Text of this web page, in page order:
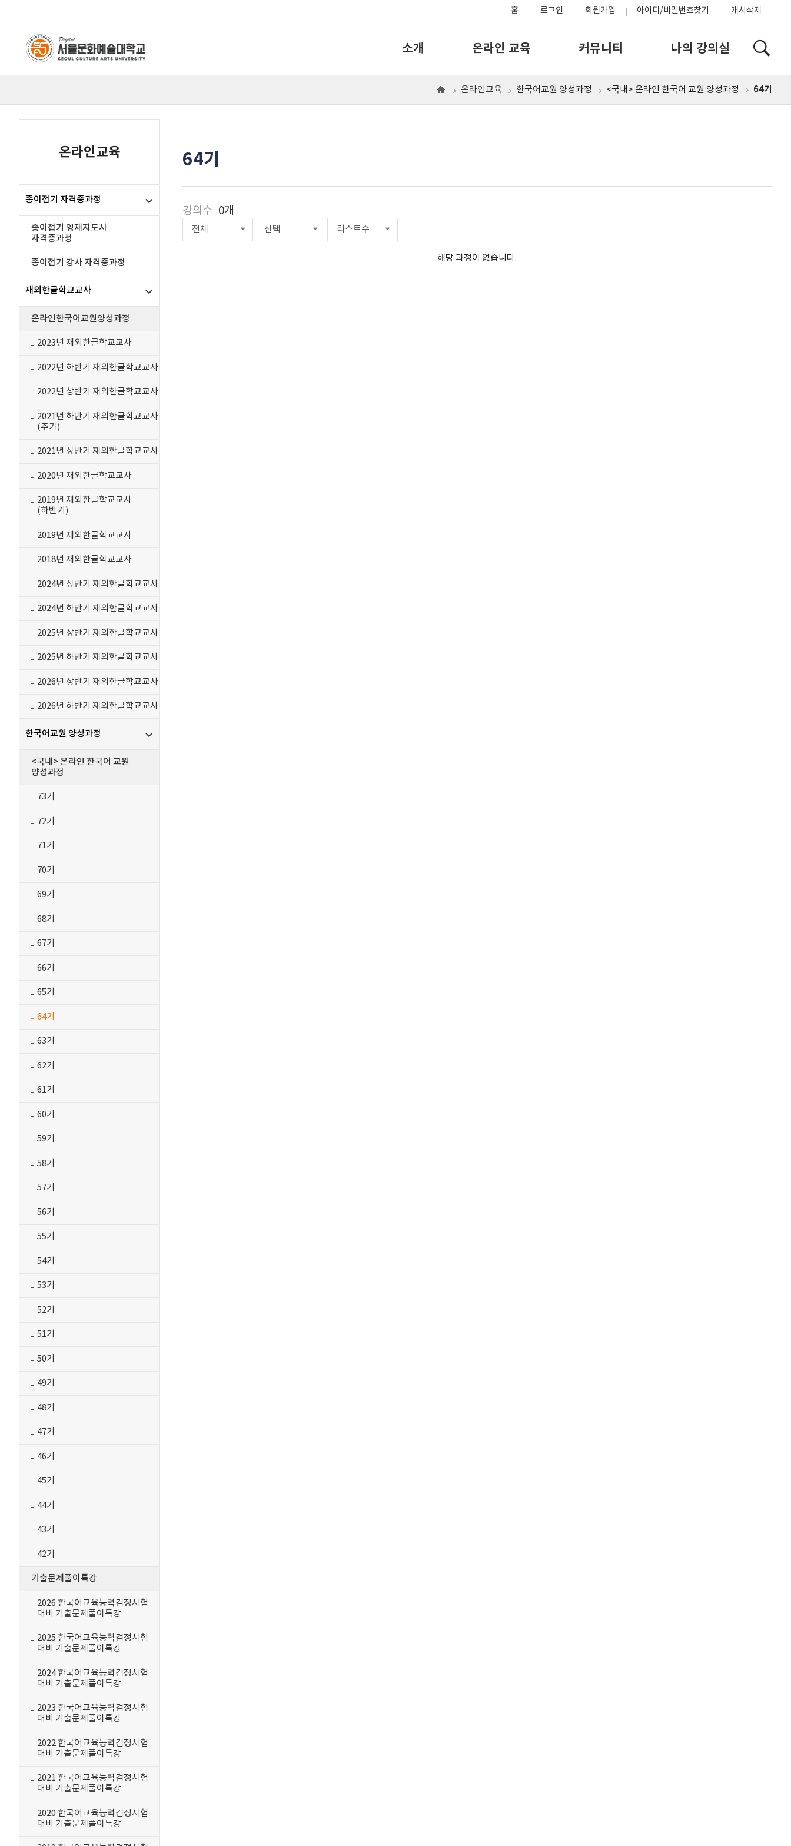
홈 로그인 회원가입 아이디/비밀번호찾기 캐시삭제
소개 온라인 교육 커뮤니티 나의 강의실
온라인교육
종이접기 자격증과정
종이접기 영재지도사
자격증과정
종이접기 강사 자격증과정
재외한글학교교사
온라인한국어교원양성과정
2023년 재외한글학교교사
2022년 하반기 재외한글학교교사
2022년 상반기 재외한글학교교사
2021년 하반기 재외한글학교교사
(추가)
2021년 상반기 재외한글학교교사
2020년 재외한글학교교사
2019년 재외한글학교교사
(하반기)
2019년 재외한글학교교사
2018년 재외한글학교교사
2024년 상반기 재외한글학교교사
2024년 하반기 재외한글학교교사
2025년 상반기 재외한글학교교사
2025년 하반기 재외한글학교교사
2026년 상반기 재외한글학교교사
2026년 하반기 재외한글학교교사
한국어교원 양성과정
<국내> 온라인 한국어 교원
양성과정
73기
72기
71기
70기
69기
68기
67기
66기
65기
64기
63기
62기
61기
60기
59기
58기
57기
56기
55기
54기
53기
52기
51기
50기
49기
48기
47기
46기
45기
44기
43기
42기
기출문제풀이특강
2026 한국어교육능력검정시험
대비 기출문제풀이특강
2025 한국어교육능력검정시험
대비 기출문제풀이특강
2024 한국어교육능력검정시험
대비 기출문제풀이특강
2023 한국어교육능력검정시험
대비 기출문제풀이특강
2022 한국어교육능력검정시험
대비 기출문제풀이특강
2021 한국어교육능력검정시험
대비 기출문제풀이특강
2020 한국어교육능력검정시험
대비 기출문제풀이특강
홈
온라인교육 한국어교원 양성과정 <국내> 온라인 한국어 교원 양성과정 64기
64기
강의수 0개
전체 선택 리스트수
해당 과정이 없습니다.